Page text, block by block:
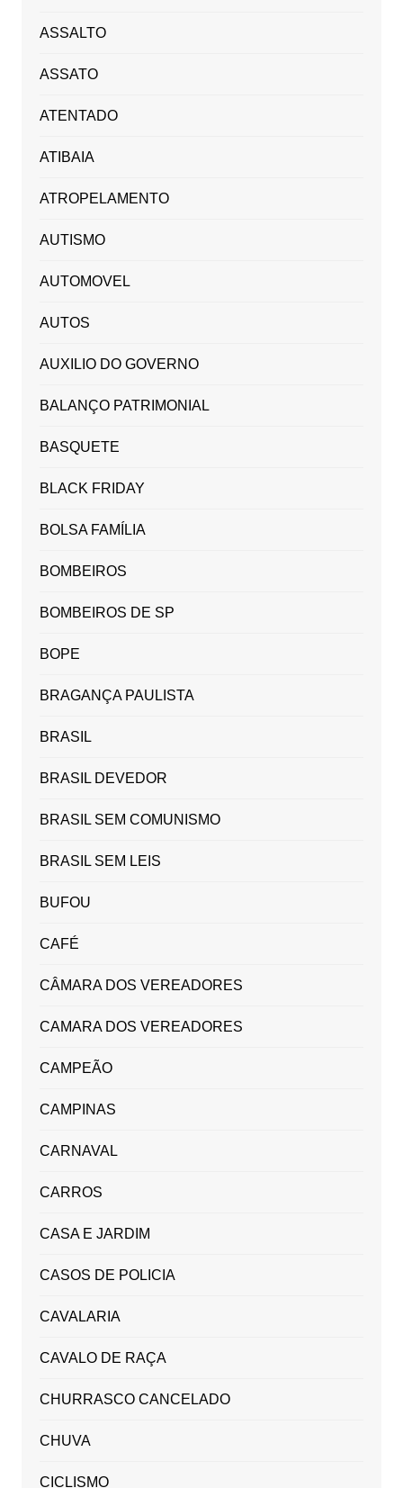
ASSALTO
ASSATO
ATENTADO
ATIBAIA
ATROPELAMENTO
AUTISMO
AUTOMOVEL
AUTOS
AUXILIO DO GOVERNO
BALANÇO PATRIMONIAL
BASQUETE
BLACK FRIDAY
BOLSA FAMÍLIA
BOMBEIROS
BOMBEIROS DE SP
BOPE
BRAGANÇA PAULISTA
BRASIL
BRASIL DEVEDOR
BRASIL SEM COMUNISMO
BRASIL SEM LEIS
BUFOU
CAFÉ
CÂMARA DOS VEREADORES
CAMARA DOS VEREADORES
CAMPEÃO
CAMPINAS
CARNAVAL
CARROS
CASA E JARDIM
CASOS DE POLICIA
CAVALARIA
CAVALO DE RAÇA
CHURRASCO CANCELADO
CHUVA
CICLISMO